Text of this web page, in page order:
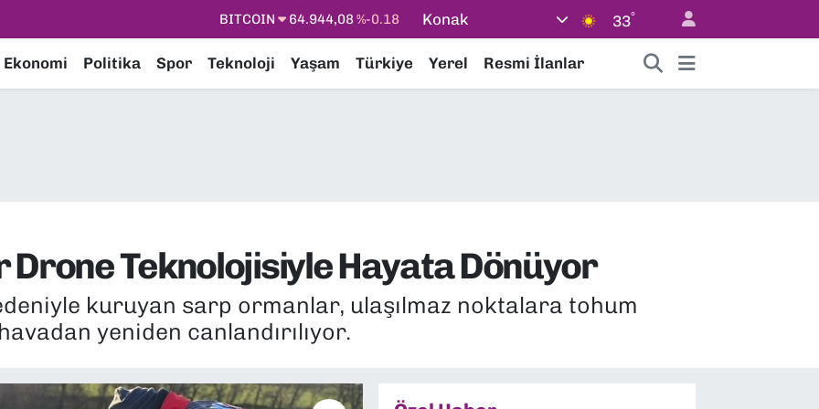
DOLAR 47,7436%0.18
STERLİN
64,4811%0.38
Konak 33°
Ekonomi Politika Spor Teknoloji Yaşam Türkiye Yerel Resmi İlanlar
Drone Teknolojisiyle Hayata Dönüyor
kuruyan sarp ormanlar, ulaşılmaz noktalara tohum
yeniden canlandırılıyor.